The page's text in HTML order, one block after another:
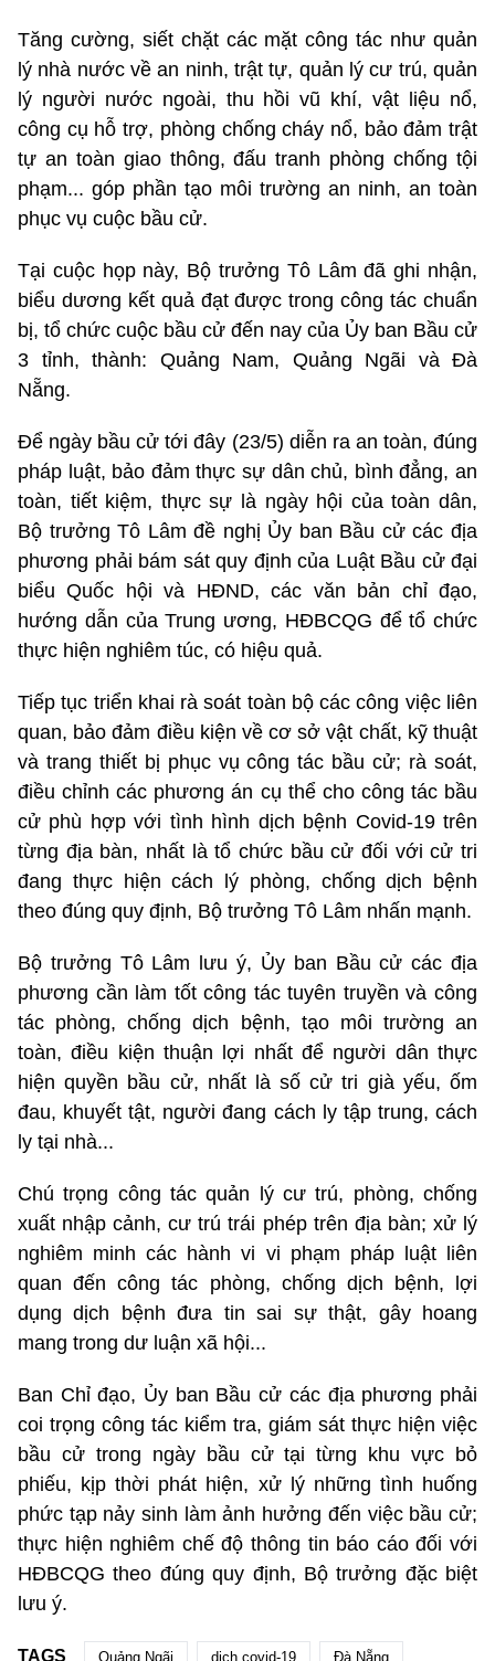
Tăng cường, siết chặt các mặt công tác như quản
lý nhà nước về an ninh, trật tự, quản lý cư trú, quản
lý người nước ngoài, thu hồi vũ khí, vật liệu nổ,
công cụ hỗ trợ, phòng chống cháy nổ, bảo đảm trật
tự an toàn giao thông, đấu tranh phòng chống tội
phạm... góp phần tạo môi trường an ninh, an toàn
phục vụ cuộc bầu cử.
Tại cuộc họp này, Bộ trưởng Tô Lâm đã ghi nhận,
biểu dương kết quả đạt được trong công tác chuẩn
bị, tổ chức cuộc bầu cử đến nay của Ủy ban Bầu cử
3 tỉnh, thành: Quảng Nam, Quảng Ngãi và Đà
Nẵng.
Để ngày bầu cử tới đây (23/5) diễn ra an toàn, đúng
pháp luật, bảo đảm thực sự dân chủ, bình đẳng, an
toàn, tiết kiệm, thực sự là ngày hội của toàn dân,
Bộ trưởng Tô Lâm đề nghị Ủy ban Bầu cử các địa
phương phải bám sát quy định của Luật Bầu cử đại
biểu Quốc hội và HĐND, các văn bản chỉ đạo,
hướng dẫn của Trung ương, HĐBCQG để tổ chức
thực hiện nghiêm túc, có hiệu quả.
Tiếp tục triển khai rà soát toàn bộ các công việc liên
quan, bảo đảm điều kiện về cơ sở vật chất, kỹ thuật
và trang thiết bị phục vụ công tác bầu cử; rà soát,
điều chỉnh các phương án cụ thể cho công tác bầu
cử phù hợp với tình hình dịch bệnh Covid-19 trên
từng địa bàn, nhất là tổ chức bầu cử đối với cử tri
đang thực hiện cách lý phòng, chống dịch bệnh
theo đúng quy định, Bộ trưởng Tô Lâm nhấn mạnh.
Bộ trưởng Tô Lâm lưu ý, Ủy ban Bầu cử các địa
phương cần làm tốt công tác tuyên truyền và công
tác phòng, chống dịch bệnh, tạo môi trường an
toàn, điều kiện thuận lợi nhất để người dân thực
hiện quyền bầu cử, nhất là số cử tri già yếu, ốm
đau, khuyết tật, người đang cách ly tập trung, cách
ly tại nhà...
Chú trọng công tác quản lý cư trú, phòng, chống
xuất nhập cảnh, cư trú trái phép trên địa bàn; xử lý
nghiêm minh các hành vi vi phạm pháp luật liên
quan đến công tác phòng, chống dịch bệnh, lợi
dụng dịch bệnh đưa tin sai sự thật, gây hoang
mang trong dư luận xã hội...
Ban Chỉ đạo, Ủy ban Bầu cử các địa phương phải
coi trọng công tác kiểm tra, giám sát thực hiện việc
bầu cử trong ngày bầu cử tại từng khu vực bỏ
phiếu, kịp thời phát hiện, xử lý những tình huống
phức tạp nảy sinh làm ảnh hưởng đến việc bầu cử;
thực hiện nghiêm chế độ thông tin báo cáo đối với
HĐBCQG theo đúng quy định, Bộ trưởng đặc biệt
lưu ý.
TAGS Quảng Ngãi dịch covid-19 Đà Nẵng